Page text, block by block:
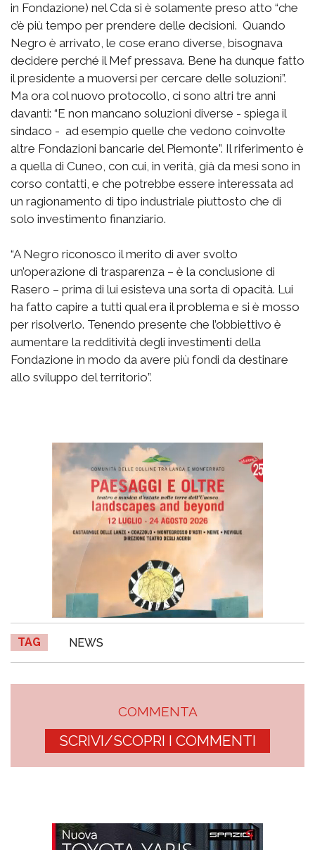
in Fondazione) nel Cda si è solamente preso atto “che
c’è più tempo per prendere delle decisioni. Quando
Negro è arrivato, le cose erano diverse, bisognava
decidere perché il Mef pressava. Bene ha dunque fatto
il presidente a muoversi per cercare delle soluzioni”.
Ma ora col nuovo protocollo, ci sono altri tre anni
davanti: “E non mancano soluzioni diverse - spiega il
sindaco - ad esempio quelle che vedono coinvolte
altre Fondazioni bancarie del Piemonte”. Il riferimento è
a quella di Cuneo, con cui, in verità, già da mesi sono in
corso contatti, e che potrebbe essere interessata ad
un ragionamento di tipo industriale piuttosto che di
solo investimento finanziario.
“A Negro riconosco il merito di aver svolto
un’operazione di trasparenza – è la conclusione di
Rasero – prima di lui esisteva una sorta di opacità. Lui
ha fatto capire a tutti qual era il problema e si è mosso
per risolverlo. Tenendo presente che l’obbiettivo è
aumentare la redditività degli investimenti della
Fondazione in modo da avere più fondi da destinare
allo sviluppo del territorio”.
TAG NEWS
COMMENTA
SCRIVI/SCOPRI I COMMENTI